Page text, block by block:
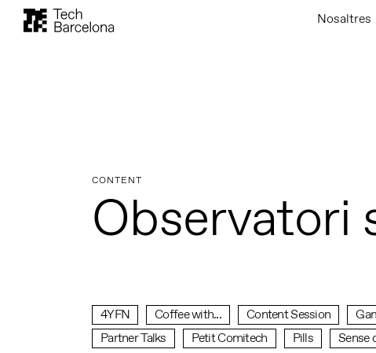
Nosaltres
CONTENT
Observatori
4YFN Coffee with... Content Session
Partner Talks
Petit Comitech Pills Sense